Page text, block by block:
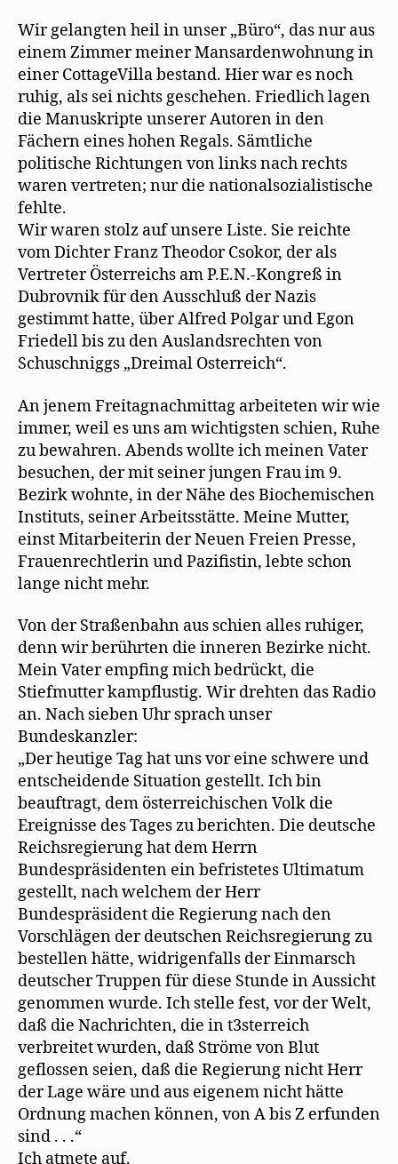
Wir gelangten heil in unser „Büro“, das nur aus
einem Zimmer meiner Mansardenwohnung in
einer CottageVilla bestand. Hier war es noch
ruhig, als sei nichts geschehen. Friedlich lagen
die Manuskripte unserer Autoren in den
Fächern eines hohen Regals. Sämtliche
politische Richtungen von links nach rechts
waren vertreten; nur die nationalsozialistische
fehlte.
Wir waren stolz auf unsere Liste. Sie reichte
vom Dichter Franz Theodor Csokor, der als
Vertreter Österreichs am P.E.N.-Kongreß in
Dubrovnik für den Ausschluß der Nazis
gestimmt hatte, über Alfred Polgar und Egon
Friedell bis zu den Auslandsrechten von
Schuschniggs „Dreimal Osterreich“.
An jenem Freitagnachmittag arbeiteten wir wie
immer, weil es uns am wichtigsten schien, Ruhe
zu bewahren. Abends wollte ich meinen Vater
besuchen, der mit seiner jungen Frau im 9.
Bezirk wohnte, in der Nähe des Biochemischen
Instituts, seiner Arbeitsstätte. Meine Mutter,
einst Mitarbeiterin der Neuen Freien Presse,
Frauenrechtlerin und Pazifistin, lebte schon
lange nicht mehr.
Von der Straßenbahn aus schien alles ruhiger,
denn wir berührten die inneren Bezirke nicht.
Mein Vater empfing mich bedrückt, die
Stiefmutter kampflustig. Wir drehten das Radio
an. Nach sieben Uhr sprach unser
Bundeskanzler:
„Der heutige Tag hat uns vor eine schwere und
entscheidende Situation gestellt. Ich bin
beauftragt, dem österreichischen Volk die
Ereignisse des Tages zu berichten. Die deutsche
Reichsregierung hat dem Herrn
Bundespräsidenten ein befristetes Ultimatum
gestellt, nach welchem der Herr
Bundespräsident die Regierung nach den
Vorschlägen der deutschen Reichsregierung zu
bestellen hätte, widrigenfalls der Einmarsch
deutscher Truppen für diese Stunde in Aussicht
genommen wurde. Ich stelle fest, vor der Welt,
daß die Nachrichten, die in t3sterreich
verbreitet wurden, daß Ströme von Blut
geflossen seien, daß die Regierung nicht Herr
der Lage wäre und aus eigenem nicht hätte
Ordnung machen können, von A bis Z erfunden
sind . . .“
Ich atmete auf.